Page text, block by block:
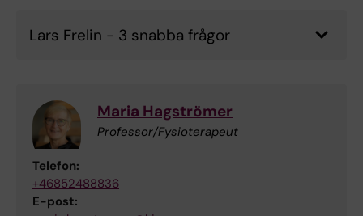
Lars Frelin - 3 snabba frågor
Maria Hagströmer
Professor/Fysioterapeut
Telefon:
+46852488836
E-post: